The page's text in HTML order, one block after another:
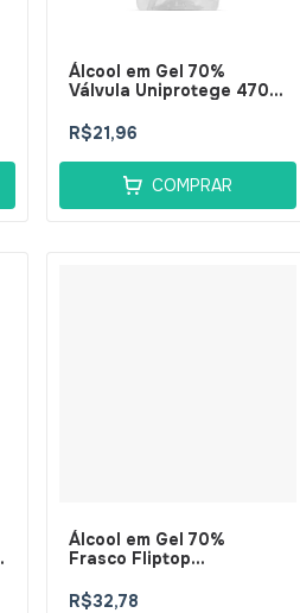
Álcool em Gel 70%
Válvula Uniprotege 470g
R$21,96
COMPRAR
Álcool em Gel 70%
Frasco Fliptop
BellaPhytus
R$32,78